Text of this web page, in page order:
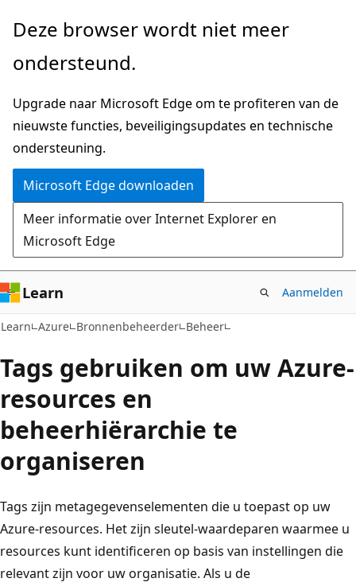
Naar
gaan
Deze browser wordt niet meer
ondersteund.
Upgrade naar Microsoft Edge om te profiteren van de
nieuwste functies, beveiligingsupdates en technische
ondersteuning.
Microsoft Edge downloaden
Meer informatie over Internet Explorer en
Microsoft Edge
Learn Aanmelden
Learn Azure Bronnenbeheerder Beheer
Tags gebruiken om uw Azure-
resources en
beheerhiërarchie te
organiseren
Tags zijn metagegevenselementen die u toepast op uw
Azure-resources. Het zijn sleutel-waardeparen waarmee u
resources kunt identificeren op basis van instellingen die
relevant zijn voor uw organisatie. Als u de